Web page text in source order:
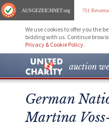
AUSGEZEICHNET.org 751
We use cookies to offer you the
bidding with us. Continue
Privacy & Cookie Policy.
auction
German
Martina